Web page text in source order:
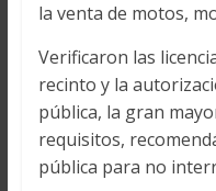
la venta de motos,
Verificaron las
recinto y la
pública, la gran
requisitos,
pública para no